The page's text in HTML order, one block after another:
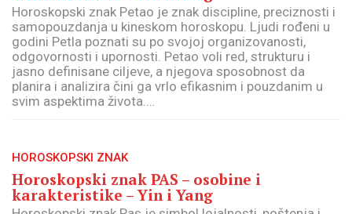
Horoskopski znak Petao je znak discipline, preciznosti i
samopouzdanja u kineskom horoskopu. Ljudi rođeni u
godini Petla poznati su po svojoj organizovanosti,
odgovornosti i upornosti. Petao voli red, strukturu i
jasno definisane ciljeve, a njegova sposobnost da
planira i analizira čini ga vrlo efikasnim i pouzdanim u
svim aspektima života.…
HOROSKOPSKI ZNAK
Horoskopski znak PAS – osobine i
karakteristike – Yin i Yang